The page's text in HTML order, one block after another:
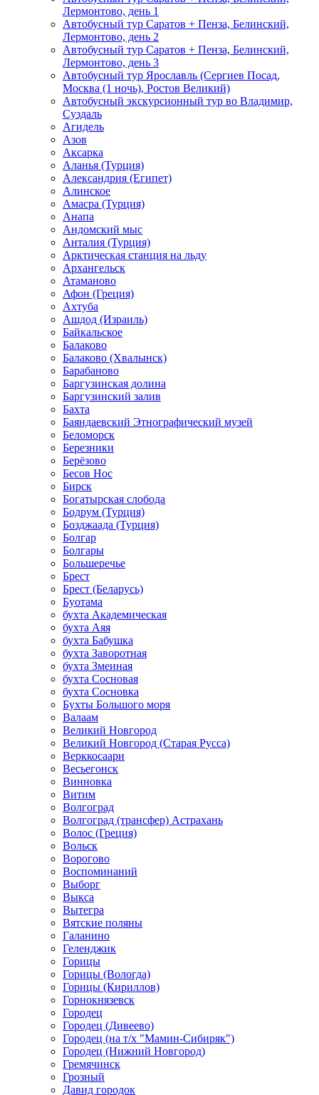
Лермонтово, день 1
Автобусный тур Саратов + Пенза, Белинский,
Лермонтово, день 2
Автобусный тур Саратов + Пенза, Белинский,
Лермонтово, день 3
Автобусный тур Ярославль (Сергиев Посад,
Москва (1 ночь), Ростов Великий)
Автобусный экскурсионный тур во Владимир,
Суздаль
Агидель
Азов
Аксарка
Аланья (Турция)
Александрия (Египет)
Алинское
Амасра (Турция)
Анапа
Андомский мыс
Анталия (Турция)
Арктическая станция на льду
Архангельск
Атаманово
Афон (Греция)
Ахтуба
Ашдод (Израиль)
Байкальское
Балаково
Балаково (Хвалынск)
Барабаново
Баргузинская долина
Баргузинский залив
Бахта
Баяндаевский Этнографический музей
Беломорск
Березники
Берёзово
Бесов Нос
Бирск
Богатырская слобода
Бодрум (Турция)
Бозджаада (Турция)
Болгар
Болгары
Большеречье
Брест
Брест (Беларусь)
Буотама
бухта Академическая
бухта Аяя
бухта Бабушка
бухта Заворотная
бухта Змеиная
бухта Сосновая
бухта Сосновка
Бухты Большого моря
Валаам
Великий Новгород
Великий Новгород (Старая Русса)
Верккосаари
Весьегонск
Винновка
Витим
Волгоград
Волгоград (трансфер) Астрахань
Волос (Греция)
Вольск
Ворогово
Воспоминаний
Выборг
Выкса
Вытегра
Вятские поляны
Галанино
Геленджик
Горицы
Горицы (Вологда)
Горицы (Кириллов)
Горнокнязевск
Городец
Городец (Дивеево)
Городец (на т/х "Мамин-Сибиряк")
Городец (Нижний Новгород)
Гремячинск
Грозный
Давид городок